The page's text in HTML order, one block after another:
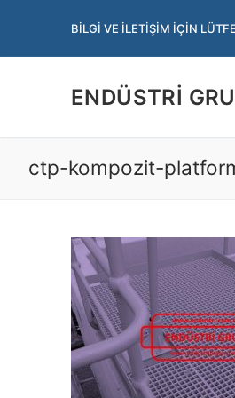
BILGI VE İLETIŞIM İÇIN
ENDÜSTRI
ctp-kompozit-